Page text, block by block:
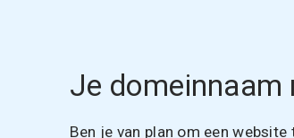
Je
Ben je van plan om een